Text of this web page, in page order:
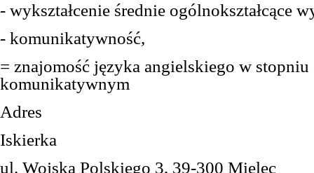
- wykształcenie średnie ogólnokształcące
- komunikatywność,
= znajomość języka angielskiego w stopniu
komunikatywnym
Adres
Iskierka
ul. Wojska Polskiego 3, 39-300 Mielec